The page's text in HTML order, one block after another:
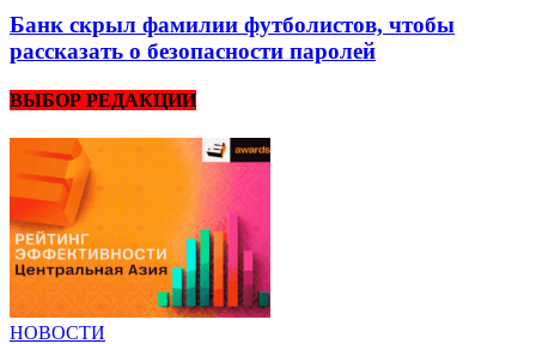
Банк скрыл фамилии футболистов, чтобы
рассказать о безопасности паролей
ВЫБОР РЕДАКЦИИ
НОВОСТИ